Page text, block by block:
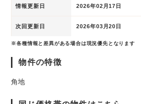
情報更新日 2026年02月17日
次回更新日 2026年03月20日
※各種情報と差異がある場合は現況優先となります
物件の特徴
角地